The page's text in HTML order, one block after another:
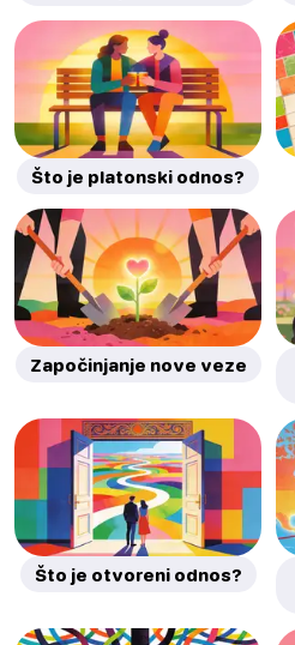
Što je platonski odnos?
Započinjanje nove veze
Što je otvoreni odnos?